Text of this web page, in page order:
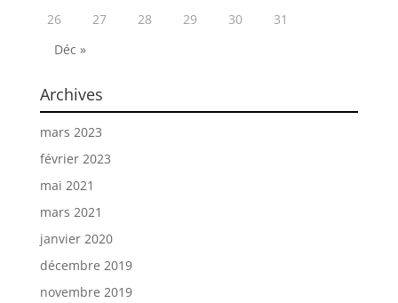
26 27 28 29 30
31
Déc »
Archives
mars 2023
février 2023
mai 2021
mars 2021
janvier 2020
décembre 2019
novembre 2019